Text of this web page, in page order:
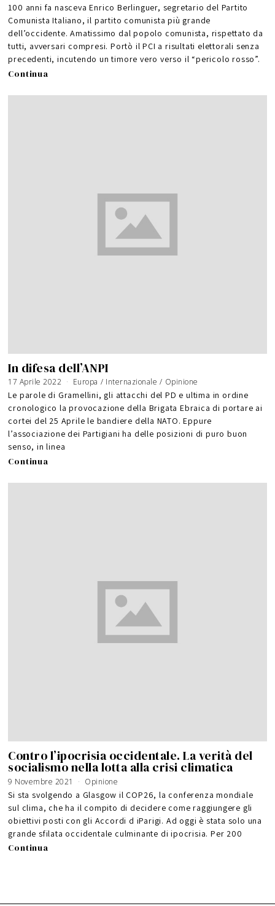
100 anni fa nasceva Enrico Berlinguer, segretario del Partito
Comunista Italiano, il partito comunista più grande
dell’occidente. Amatissimo dal popolo comunista, rispettato da
tutti, avversari compresi. Portò il PCI a risultati elettorali senza
precedenti, incutendo un timore vero verso il “pericolo rosso”.
Continua
In difesa dell’ANPI
17 Aprile 2022 Europa / Internazionale / Opinione
Le parole di Gramellini, gli attacchi del PD e ultima in ordine
cronologico la provocazione della Brigata Ebraica di portare ai
cortei del 25 Aprile le bandiere della NATO. Eppure
l’associazione dei Partigiani ha delle posizioni di puro buon
senso, in linea
Continua
Contro l’ipocrisia occidentale. La verità del
socialismo nella lotta alla crisi climatica
9 Novembre 2021 Opinione
Si sta svolgendo a Glasgow il COP26, la conferenza mondiale
sul clima, che ha il compito di decidere come raggiungere gli
obiettivi posti con gli Accordi d iParigi. Ad oggi è stata solo una
grande sfilata occidentale culminante di ipocrisia. Per 200
Continua